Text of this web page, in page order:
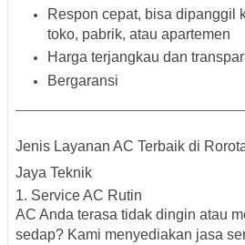
Respon cepat, bisa dipanggil
toko, pabrik, atau apartemen
Harga terjangkau dan
Bergaransi
Jenis Layanan AC Terbaik di
Jaya Teknik
1. Service AC Rutin
AC Anda terasa tidak dingin atau
sedap? Kami menyediakan jasa